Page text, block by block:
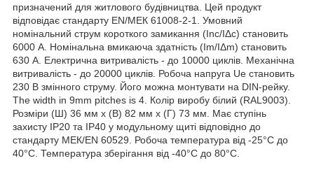
призначений для житлового будівництва. Цей продукт
відповідає стандарту EN/МЕК 61008-2-1. Умовний
номінальний струм короткого замикання (Inc/IΔc) становить
6000 А. Номінальна вмикаюча здатність (Im/IΔm) становить
630 А. Електрична витривалість - до 10000 циклів. Механічна
витривалість - до 20000 циклів. Робоча напруга Ue становить
230 В змінного струму. Його можна монтувати на DIN-рейку.
The width in 9mm pitches is 4. Колір виробу білий (RAL9003).
Розміри (Ш) 36 мм х (В) 82 мм х (Г) 73 мм. Має ступінь
захисту IP20 та IP40 у модульному щиті відповідно до
стандарту МЕК/EN 60529. Робоча температура від -25°C до
40°C. Температура зберігання від -40°C до 80°C.